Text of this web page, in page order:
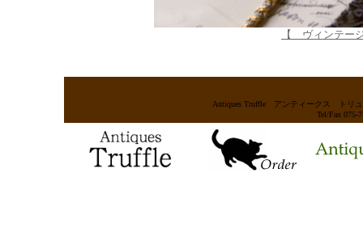
【 ヴィンテー
Antiques Truffle アンティークス ト
Tel/Fax